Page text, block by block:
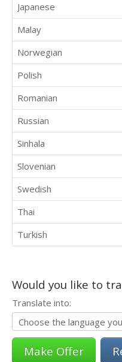
Japanese
Malay
Norwegian
Polish
Romanian
Russian
Sinhala
Slovenian
Swedish
Thai
Turkish
Would you like to
Translate into: